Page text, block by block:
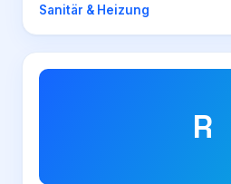
Sanitär & Heizung
R